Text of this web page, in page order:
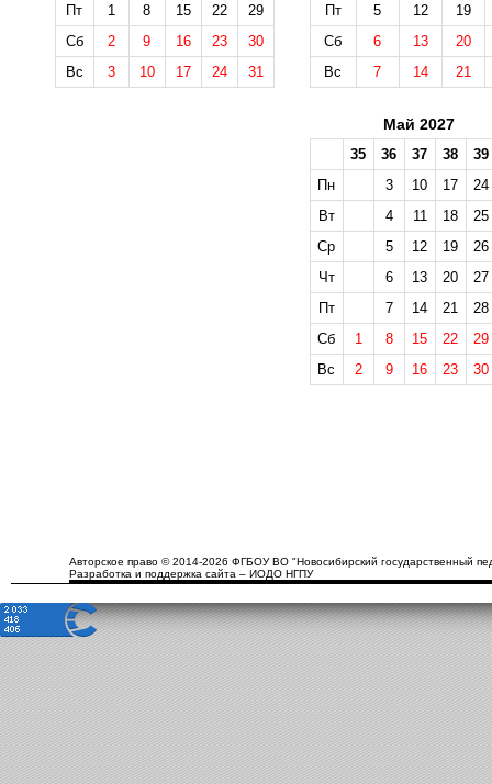
Пт
1 8 15 22
29
Сб
2 9 16 23
30
Вс
3 10 17 24 31
Пт
5 12
19
Сб
6 13
20
Вс
7 14 21
Май 2027
35 36 37 38
39
Пн
3 10 17
24
Вт
4 11 18
25
Ср
5 12 19
26
Чт
6 13 20
27
Пт
7 14 21
28
Сб
1 8 15 22
29
Вс
2 9 16 23 30
Авторское право © 2014-2026 ФГБОУ ВО "Новосибирский государственный
Разработка и поддержка сайта – ИОДО НГПУ